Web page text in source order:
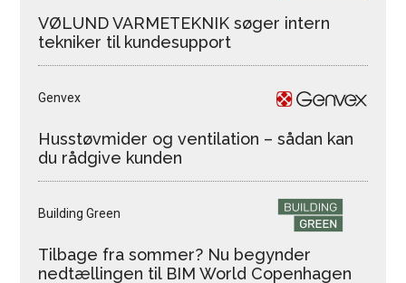
VØLUND VARMETEKNIK søger intern
tekniker til kundesupport
Genvex
Husstøvmider og ventilation – sådan kan
du rådgive kunden
Building Green
Tilbage fra sommer? Nu begynder
nedtællingen til BIM World Copenhagen